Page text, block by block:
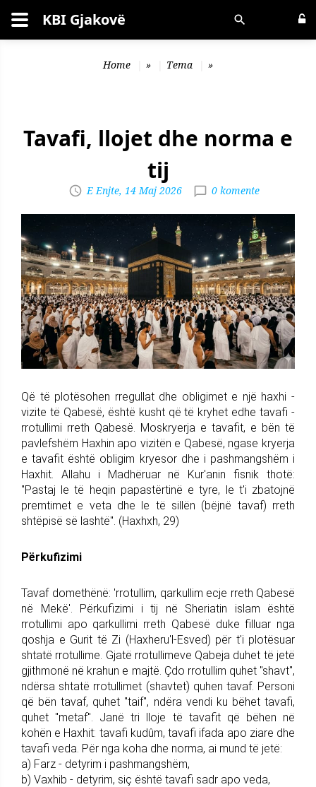
Kërko KBI Gjakovë
Home » Tema »
Tavafi, llojet dhe norma e
tij
E Enjte, 14 Maj 2026 0 komente
Që të plotësohen rregullat dhe obligimet e një haxhi -
vizite të Qabesë, është kusht që të kryhet edhe tavafi -
rrotullimi rreth Qabesë. Moskryerja e tavafit, e bën të
pavlefshëm Haxhin apo vizitën e Qabesë, ngase kryerja
e tavafit është obligim kryesor dhe i pashmangshëm i
Haxhit. Allahu i Madhëruar në Kur'anin fisnik thotë:
"Pastaj le të heqin papastërtinë e tyre, le t'i zbatojnë
premtimet e veta dhe le të sillën (bëjnë tavaf) rreth
shtëpisë së lashtë". (Haxhxh, 29)
Përkufizimi
Tavaf domethënë: 'rrotullim, qarkullim ecje rreth Qabesë
në Mekë'. Përkufizimi i tij në Sheriatin islam është
rrotullimi apo qarkullimi rreth Qabesë duke filluar nga
qoshja e Gurit të Zi (Haxheru'l-Esved) për t'i plotësuar
shtatë rrotullime. Gjatë rrotullimeve Qabeja duhet të jetë
gjithmonë në krahun e majtë. Çdo rrotullim quhet "shavt",
ndërsa shtatë rrotullimet (shavtet) quhen tavaf. Personi
që bën tavaf, quhet "taif", ndëra vendi ku bëhet tavafi,
quhet "metaf". Janë tri lloje të tavafit që bëhen në
kohën e Haxhit: tavafi kudûm, tavafi ifada apo ziare dhe
tavafi veda. Për nga koha dhe norma, ai mund të jetë:
a) Farz - detyrim i pashmangshëm,
b) Vaxhib - detyrim, siç është tavafi sadr apo veda,